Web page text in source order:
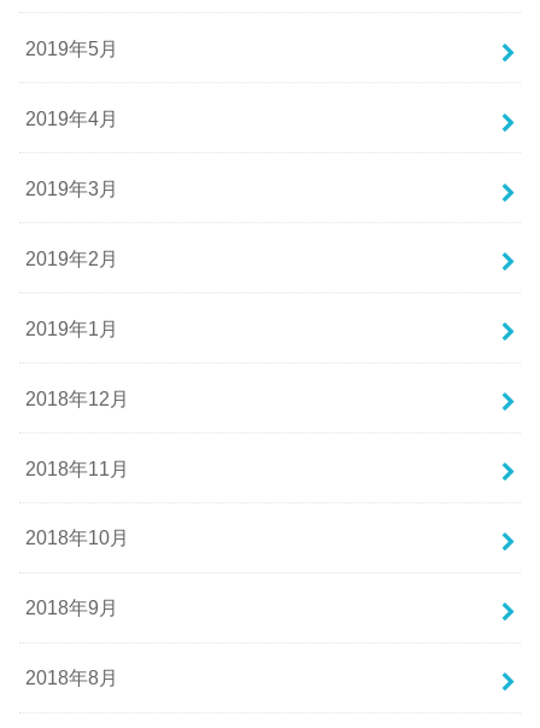
2019年5月
2019年4月
2019年3月
2019年2月
2019年1月
2018年12月
2018年11月
2018年10月
2018年9月
2018年8月